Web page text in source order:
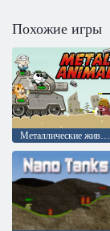
Похожие игры
Металлические животные